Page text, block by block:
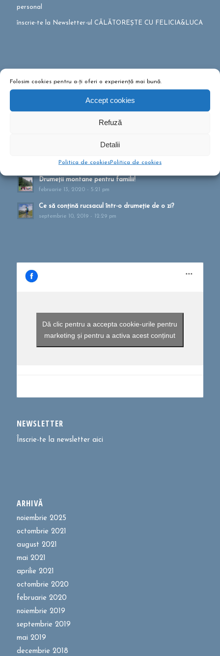
Folosim cookies pentru a-ți oferi o experiență mai bună.
Accept cookies
Refuză
Detalii
Politica de cookiesPolitica de cookies
personal
înscrie-te la Newsletter-ul CĂLĂTOREȘTE CU FELICIA&LUCA
NOUTĂȚI ȘI ARTICOLE
Tabere pentru copii? Sunt bune sau?
Cum te pregătești pentru drumeție?
aprilie 20, 2021 - 1:16 pm
Drumeții montane pentru familii!
februarie 13, 2020 - 5:21 pm
Ce să conțină rucsacul într-o drumeție de o zi?
septembrie 10, 2019 - 12:29 pm
Dă clic pentru a accepta cookie-urile pentru
marketing și pentru a activa acest conținut
NEWSLETTER
Înscrie-te la newsletter aici
ARHIVĂ
noiembrie 2025
octombrie 2021
august 2021
mai 2021
aprilie 2021
octombrie 2020
februarie 2020
noiembrie 2019
septembrie 2019
mai 2019
decembrie 2018